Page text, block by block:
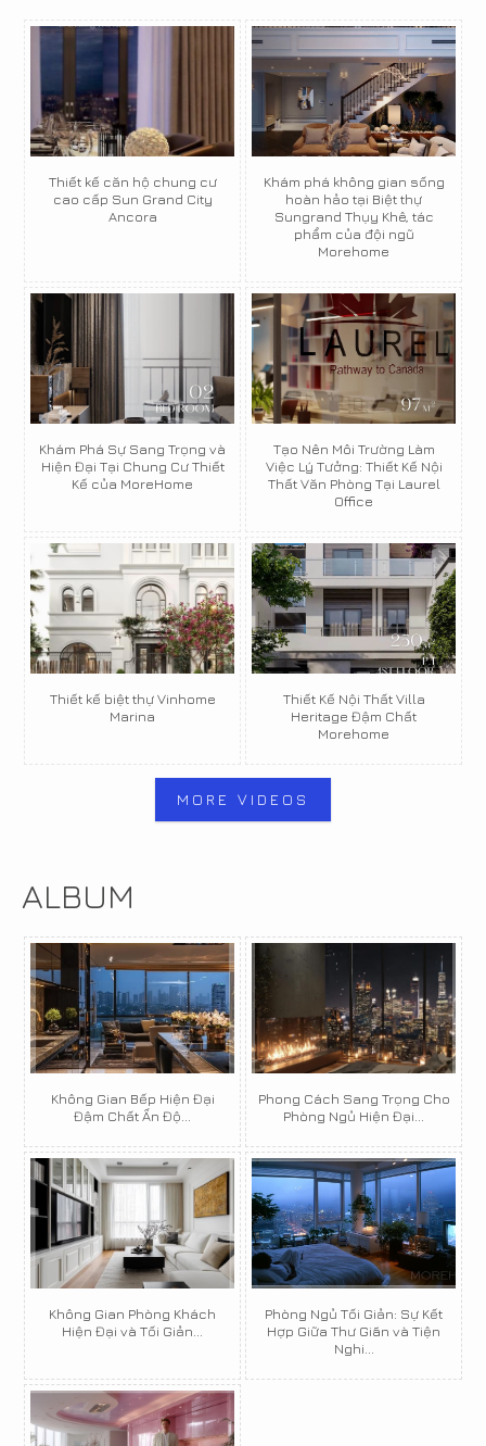
Thiết kế căn hộ chung cư
cao cấp Sun Grand City
Ancora
Khám phá không gian sống
hoàn hảo tại Biệt thự
Sungrand Thụy Khê, tác
phẩm của đội ngũ
Morehome
Khám Phá Sự Sang Trọng và
Hiện Đại Tại Chung Cư Thiết
Kế của MoreHome
Tạo Nên Môi Trường Làm
Việc Lý Tưởng: Thiết Kế Nội
Thất Văn Phòng Tại Laurel
Office
Thiết kế biệt thự Vinhome
Marina
Thiết Kế Nội Thất Villa
Heritage Đậm Chất
Morehome
MORE VIDEOS
ALBUM
Không Gian Bếp Hiện Đại
Đậm Chất Ấn Độ...
Phong Cách Sang Trọng Cho
Phòng Ngủ Hiện Đại...
Không Gian Phòng Khách
Hiện Đại và Tối Giản...
Phòng Ngủ Tối Giản: Sự Kết
Hợp Giữa Thư Giãn và Tiện
Nghi...